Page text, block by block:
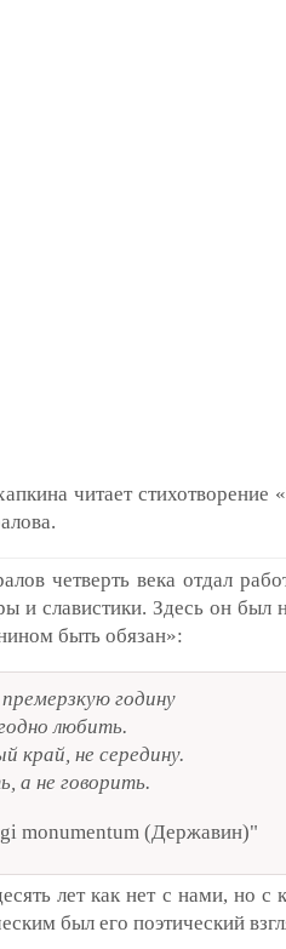
читает стихотворение
четверть века отдал
и славистики. Здесь он
быть обязан»:
годину
любить.
край, не середину.
а не говорить.
monumentum (Державин)"
лет как нет с нами, но с
был его поэтический